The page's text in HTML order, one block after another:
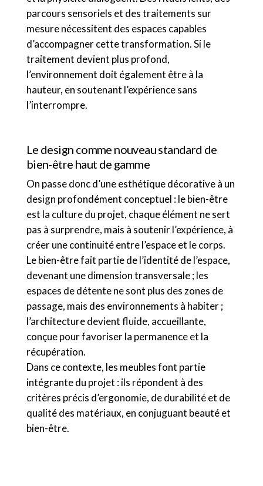
parcours sensoriels et des traitements sur
mesure nécessitent des espaces capables
d’accompagner cette transformation. Si le
traitement devient plus profond,
l’environnement doit également être à la
hauteur, en soutenant l’expérience sans
l’interrompre.
Le design comme nouveau standard de
bien-être haut de gamme
On passe donc d’une esthétique décorative à un
design profondément conceptuel : le bien-être
est la culture du projet, chaque élément ne sert
pas à surprendre, mais à soutenir l’expérience, à
créer une continuité entre l’espace et le corps.
Le bien-être fait partie de l’identité de l’espace,
devenant une dimension transversale ; les
espaces de détente ne sont plus des zones de
passage, mais des environnements à habiter ;
l’architecture devient fluide, accueillante,
conçue pour favoriser la permanence et la
récupération.
Dans ce contexte, les meubles font partie
intégrante du projet : ils répondent à des
critères précis d’ergonomie, de durabilité et de
qualité des matériaux, en conjuguant beauté et
bien-être.